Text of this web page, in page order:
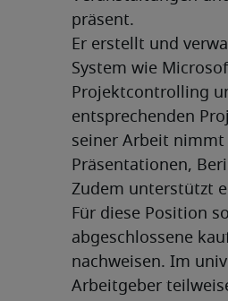
präsent.
Er erstellt und
System wie
Projektcontrolling
entsprechenden
seiner Arbeit nimmt
Präsentationen,
Zudem unterstützt
Für diese Position
abgeschlossene
nachweisen. Im
Arbeitgeber